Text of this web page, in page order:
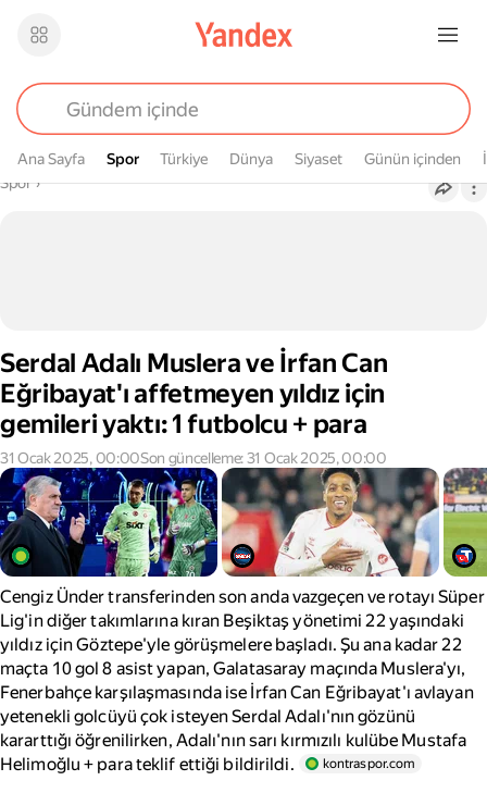
Ana Sayfa Spor
Spor Türkiye Dünya Siyaset Günün içinden
Buradasın
Spor›
Serdal Adalı Muslera ve İrfan Can
Eğribayat'ı affetmeyen yıldız için
gemileri yaktı: 1 futbolcu + para
31 Ocak 2025, 00:00Son güncelleme: 31 Ocak 2025, 00:00
Cengiz Ünder transferinden son anda vazgeçen ve rotayı Süper
Lig'in diğer takımlarına kıran Beşiktaş yönetimi 22 yaşındaki
yıldız için Göztepe'yle görüşmelere başladı. Şu ana kadar 22
maçta 10 gol 8 asist yapan, Galatasaray maçında Muslera'yı,
Fenerbahçe karşılaşmasında ise İrfan Can Eğribayat'ı avlayan
yetenekli golcüyü çok isteyen Serdal Adalı'nın gözünü
kararttığı öğrenilirken, Adalı'nın sarı kırmızılı kulübe Mustafa
Helimoğlu + para teklif ettiği bildirildi.
kontraspor.com